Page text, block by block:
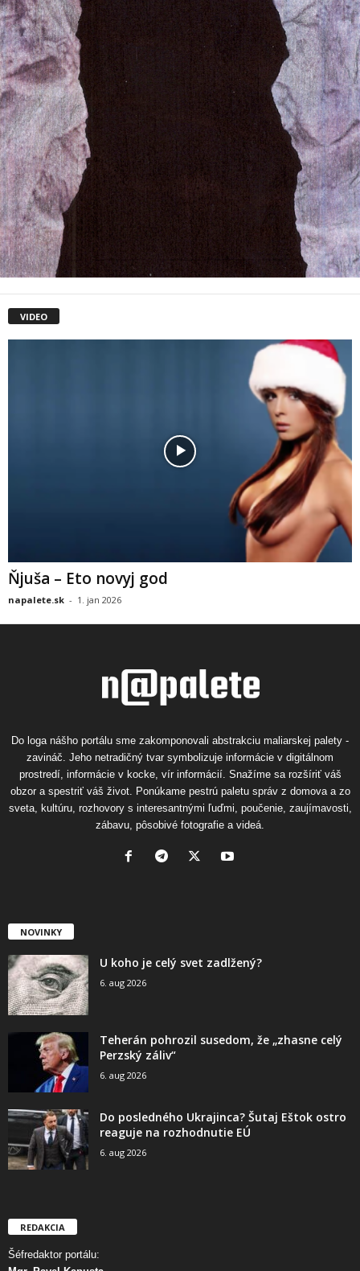
VIDEO
Ňjuša – Eto novyj god
napalete.sk - 1. jan 2026
Do loga nášho portálu sme zakomponovali abstrakciu maliarskej palety -
zavináč. Jeho netradičný tvar symbolizuje informácie v digitálnom
prostredí, informácie v kocke, vír informácií. Snažíme sa rozšíriť váš
obzor a spestriť váš život. Ponúkame pestrú paletu správ z domova a zo
sveta, kultúru, rozhovory s interesantnými ľuďmi, poučenie, zaujímavosti,
zábavu, pôsobivé fotografie a videá.
NOVINKY
U koho je celý svet zadlžený?
6. aug 2026
Teherán pohrozil susedom, že „zhasne celý
Perzský záliv“
6. aug 2026
Do posledného Ukrajinca? Šutaj Eštok ostro
reaguje na rozhodnutie EÚ
6. aug 2026
REDAKCIA
Šéfredaktor portálu: